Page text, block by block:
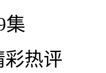
集
彩热评